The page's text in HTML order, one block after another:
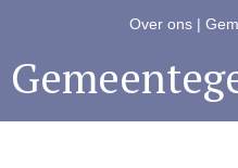
Over ons |